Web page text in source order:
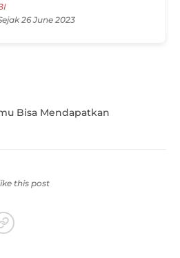
26 June 2023
Bisa Mendapatkan
this post